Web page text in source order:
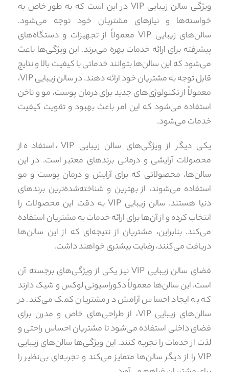
ویژگی سالن زیبایی VIP در این است که به طور خاص به
خواسته‌ها و نیازهای مشتریان خود توجه می‌شود.
سالن‌های زیبایی VIP معمولاً از تجهیزات و دستگاه‌های
پیشرفته برای ارائه خدمات بهره می‌برند. این ویژگی‌ها باعث
می‌شود که این سالن‌ها بتوانند خدماتی با کیفیت بالا و نتایج
قابل توجه به مشتریان خود ارائه دهند. در سالن زیبایی VIP،
معمولاً از تکنولوژی‌های جدید برای درمان پوست، مو و ناخن
استفاده می‌شود که این امر باعث بهبود و تقویت کیفیت
خدمات می‌شود.
یکی دیگر از ویژگی‌های سالن زیبایی VIP، استفاده از
محصولات آرایشی و درمانی برندهای معتبر است. در این
سالن‌ها، محصولاتی که برای آرایش و درمان پوست و مو
استفاده می‌شوند، از بهترین و شناخته‌شده‌ترین برندهای
دنیا هستند. سالن زیبایی VIP به دقت این محصولات را
انتخاب کرده و از آن‌ها برای ارائه خدمات به مشتریان استفاده
می‌کند. بنابراین، مشتریان از نتیجه‌ای که از این سالن‌ها
دریافت می‌کنند، رضایت بیشتری خواهند داشت.
فضای سالن زیبایی VIP نیز یکی از ویژگی‌های برجسته آن
است. این سالن‌ها معمولاً دکوراسیونی لوکس و شیک دارند
که به ایجاد احساس آرامش در مشتریان کمک می‌کند. در
سالن‌های زیبایی VIP، از طراحی‌های خاص و مدرن برای
فضای داخلی استفاده می‌شود تا مشتریان احساس راحتی و
لذت از خدمات را تجربه کنند. این ویژگی‌ها سالن‌های زیبایی
VIP را از دیگر سالن‌ها متمایز می‌کند و تجربه‌ای بی‌نظیر را